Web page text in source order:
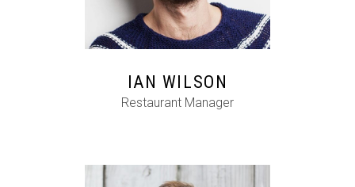
FB IG IN
IAN WILSON
Restaurant Manager